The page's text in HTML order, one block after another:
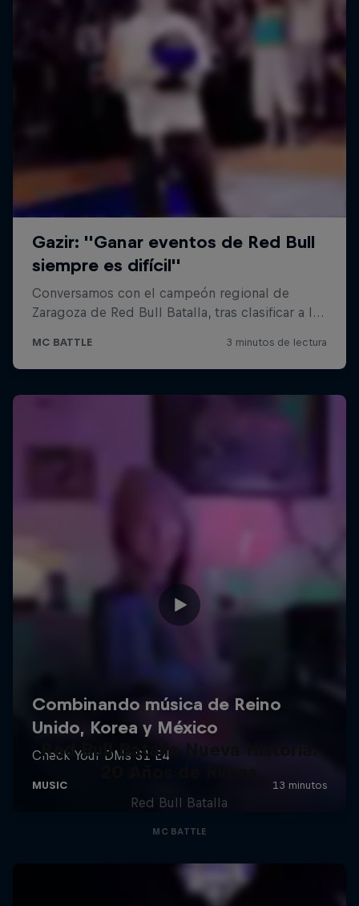
Red Bull Batalla Nueva Historia:
Red Bull Batalla
MC BATTLE